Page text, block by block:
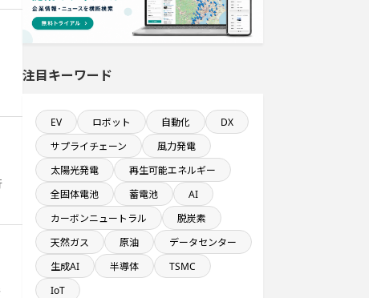
画
年間設備投資額が100億円以上の企業
一覧
純利益が10億円以上の企業一覧
九州地方で投資額10億円以上プロジ
ェクト
食品卸に関するプロジェクト
注目キーワード
EV ロボット 自動化
DX
サプライチェーン
風力発電
太陽光発電
再生可能エネルギー
全固体電池
蓄電池
AI
カーボンニュートラル
脱炭素
天然ガス
原油
データセンター
生成AI
半導体
TSMC
IoT